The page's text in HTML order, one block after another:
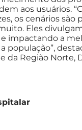
aos usuários.
os cenários são
Eles
impactando a
população”,
da Região Norte,